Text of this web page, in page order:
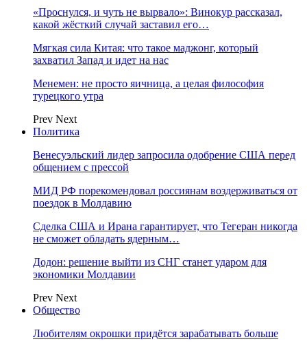
«Проснулся, и чуть не вырвало»: Винокур рассказал,
какой жёсткий случай заставил его…
Мягкая сила Китая: что такое маджонг, который
захватил Запад и идет на нас
Менемен: не просто яичница, а целая философия
турецкого утра
Prev Next
Политика
Венесуэльский лидер запросила одобрение США перед
общением с прессой
МИД РФ порекомендовал россиянам воздерживаться от
поездок в Молдавию
Сделка США и Ирана гарантирует, что Тегеран никогда
не сможет обладать ядерным…
Додон: решение выйти из СНГ станет ударом для
экономики Молдавии
Prev Next
Общество
Любителям окрошки придётся зарабатывать больше